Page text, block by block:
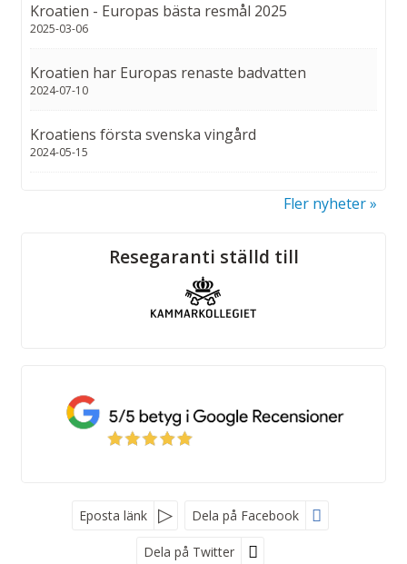
Kroatien - Europas bästa resmål 2025
2025-03-06
Kroatien har Europas renaste badvatten
2024-07-10
Kroatiens första svenska vingård
2024-05-15
Fler nyheter
Sociala medierResegaranti ställd till
Eposta länk Dela på Facebook
Dela på Twitter